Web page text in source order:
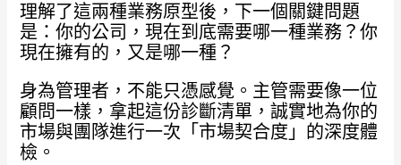
理解了這兩種業務原型後，下一個關鍵問題
是：你的公司，現在到底需要哪一種業務？你
現在擁有的，又是哪一種？
身為管理者，不能只憑感覺。主管需要像一位
顧問一樣，拿起這份診斷清單，誠實地為你的
市場與團隊進行一次「市場契合度」的深度體
檢。